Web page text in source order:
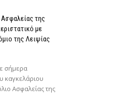
της
με
της Λειψίας
σήμερα
καγκελάριου
Ασφαλείας της